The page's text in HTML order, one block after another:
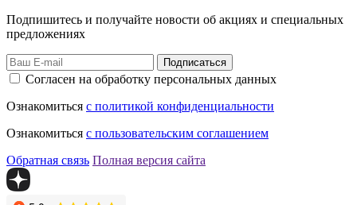
Подпишитесь и получайте новости об акциях и специальных
предложениях
Подписаться
Согласен на обработку персональных данных
Ознакомиться с политикой конфиденциальности
Ознакомиться с пользовательским соглашением
Обратная связь Полная версия сайта